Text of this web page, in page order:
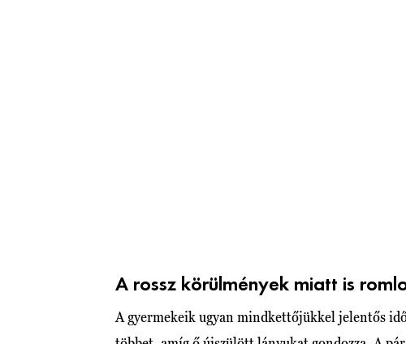
A rossz körülmények miatt is
A gyermekeik ugyan mindkettőjükkel jelentős